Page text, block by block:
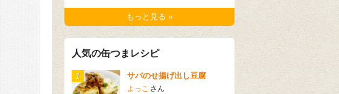
もっと見る »
人気の缶つまレシピ
1 サバのせ揚げ出し豆腐
よっこ さん